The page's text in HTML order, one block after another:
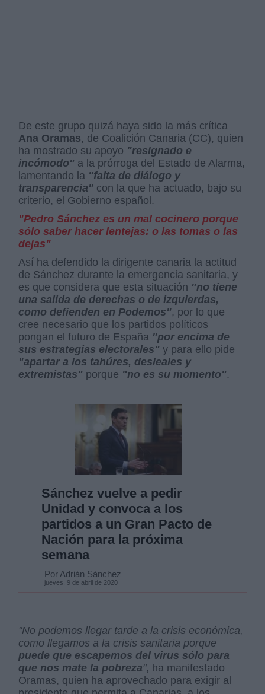
De este grupo quizá haya sido la más crítica
Ana Oramas, de Coalición Canaria (CC), quien
ha mostrado su apoyo "resignado e
incómodo" a la prórroga del Estado de Alarma,
lamentando la "falta de diálogo y
transparencia" con la que ha actuado, bajo su
criterio, el Gobierno español.
"Pedro Sánchez es un mal cocinero porque
sólo saber hacer lentejas: o las tomas o las
dejas"
Así ha defendido la dirigente canaria la actitud
de Sánchez durante la emergencia sanitaria, y
es que considera que esta situación "no tiene
una salida de derechas o de izquierdas,
como defienden en Podemos", por lo que
cree necesario que los partidos políticos
pongan el futuro de España "por encima de
sus estrategias electorales" y para ello pide
"apartar a los tahúres, desleales y
extremistas" porque "no es su momento".
Sánchez vuelve a pedir
Unidad y convoca a los
partidos a un Gran Pacto de
Nación para la próxima
semana
Por Adrián Sánchez
jueves, 9 de abril de 2020
"No podemos llegar tarde a la crisis económica,
como llegamos a la crisis sanitaria porque
puede que escapemos del virus sólo para
que nos mate la pobreza", ha manifestado
Oramas, quien ha aprovechado para exigir al